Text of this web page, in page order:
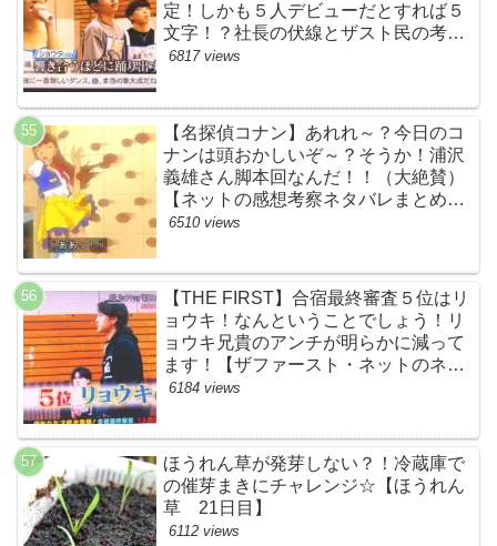
定！しかも５人デビューだとすれば５
文字！？社長の伏線とザスト民の考察
すげーよ…鳥肌立ったわ…【シャイニ
BMSG・BE:FIRST・ビーファース
ト】
6817 views
【名探偵コナン】あれれ～？今日のコ
ナンは頭おかしいぞ～？そうか！浦沢
義雄さん脚本回なんだ！！（大絶賛）
【ネットの感想考察ネタバレまとめ・
笑顔を消したアイドル】
6510 views
【THE FIRST】合宿最終審査５位はリ
ョウキ！なんということでしょう！リ
ョウキ兄貴のアンチが明らかに減って
ます！【ザファースト・ネットのネタ
バレ考察まとめ感想・スッキリ・
6184 views
ほうれん草が発芽しない？！冷蔵庫で
の催芽まきにチャレンジ☆【ほうれん
草 21日目】
6112 views